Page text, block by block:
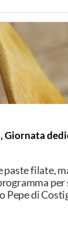
Blu di Cuneo
e